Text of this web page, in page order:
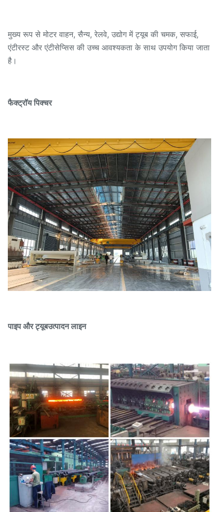
मुख्य रूप से मोटर वाहन, सैन्य, रेलवे, उद्योग में ट्यूब की चमक, सफाई,
एंटीरस्ट और एंटीसेप्सिस की उच्च आवश्यकता के साथ उपयोग किया जाता
है।
फैक्ट्रॉय पिक्चर
पाइप और ट्यूबउत्पादन लाइन